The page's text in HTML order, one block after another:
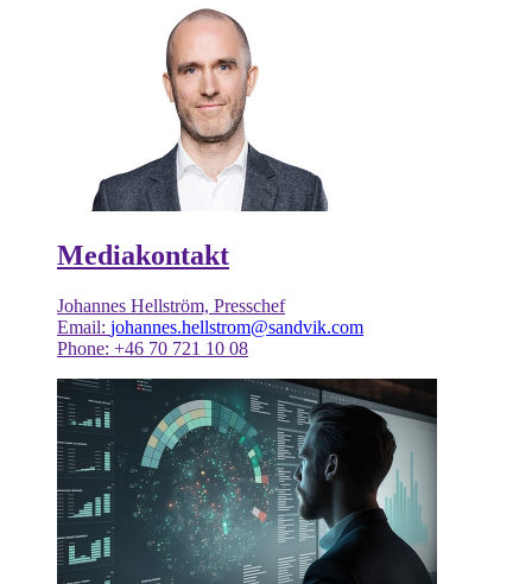
Mediakontakt
Johannes Hellström, Presschef
Email: johannes.hellstrom@sandvik.com
Phone: +46 70 721 10 08